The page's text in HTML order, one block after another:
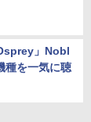
」Nobl
種を一気に聴